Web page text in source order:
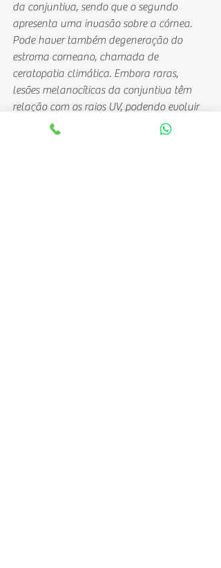
da conjuntiva, sendo que o segundo
apresenta uma invasão sobre a córnea.
Pode haver também degeneração do
estroma corneano, chamada de
ceratopatia climática. Embora raras,
lesões melanocíticas da conjuntiva têm
relação com os raios UV, podendo evoluir
para tumores malignos – melanoma,